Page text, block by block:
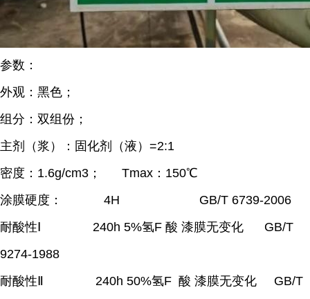
参数：
外观：黑色；
组分：双组份；
主剂（浆）：固化剂（液）=2:1
密度：1.6g/cm3； Tmax：150℃
涂膜硬度： 4H GB/T 6739-2006
耐酸性Ⅰ 240h 5%氢F 酸 漆膜无变化 GB/T
9274-1988
耐酸性Ⅱ 240h 50%氢F 酸 漆膜无变化 GB/T